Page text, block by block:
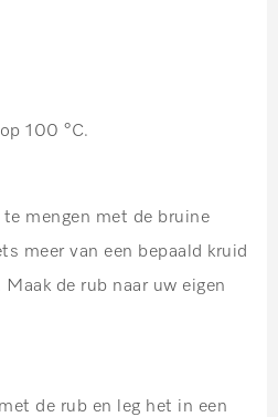
100 °C.
mengen met de bruine
meer van een bepaald kruid
de rub naar uw eigen
de rub en leg het in een